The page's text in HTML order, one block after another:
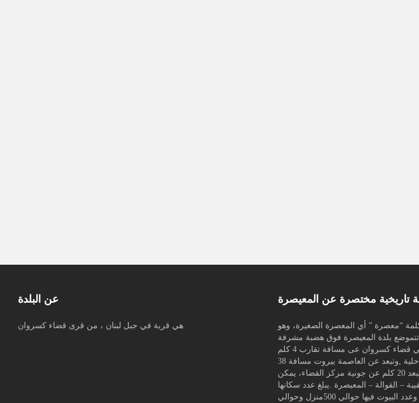
عن البلدة
هي قرية في جبل لبنان ، من قرى قضاء كسروان
تاريخية مختصرة عن المعيصرة
“معصرة ” أي المعصرة الصغيرة، وهو
بلدة المعيصرة فوق هضبة مشرفة
عى البحر تقع المعيصرة في قضاء كسروان عى مسافة تقارب 4 كلم
تقريباً من بلدة العقيبة الساحلية ,وتبعد عن العاصمة بيروت مسافة 38
كلم لناحية الشمال, كما تبعد 20 كلم عن جونية مركز القضاء، يمكن
– القوالة – المعيصرة .يبلغ عدد سكانها
الحالي حوالي 4000 نسمة وعدد البيوت فيها حوالي 500منزل وحوالي